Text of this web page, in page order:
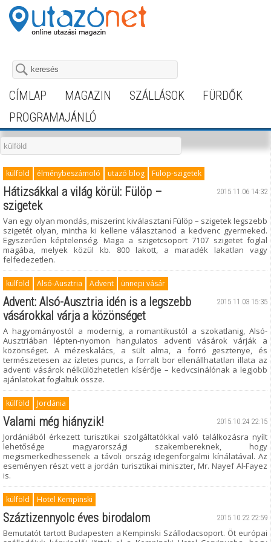
CÍMLAP MAGAZIN SZÁLLÁSOK
FÜRDŐK
PROGRAMAJÁNLÓ
külföld élménybeszámoló utazó blog Fülöp-szigetek
2015.11.06 14:32
Hátizsákkal a világ körül: Fülöp –
szigetek
Van egy olyan mondás, miszerint kiválasztani Fülöp – szigetek legszebb
szigetét olyan, mintha ki kellene választanod a kedvenc gyermeked.
Egyszerűen képtelenség. Maga a szigetcsoport 7107 szigetet foglal
magába, melyek közül kb. 800 lakott, a maradék lakatlan vagy
felfedezetlen.
külföld Alsó-Ausztria Advent ünnepi vásár
2015.11.03 15:35
Advent: Alsó-Ausztria idén is a legszebb
vásárokkal várja a közönséget
A hagyományostól a modernig, a romantikustól a szokatlanig, Alsó-
Ausztriában lépten-nyomon hangulatos adventi vásárok várják a
közönséget. A mézeskalács, a sült alma, a forró gesztenye, és
természetesen az ízletes puncs, a forralt bor ellenállhatatlan illata az
adventi vásárok nélkülözhetetlen kísérője – kedvcsinálónak a legjobb
ajánlatokat foglaltuk össze.
külföld Jordánia
2015.10.24 22:15
Valami még hiányzik!
Jordániából érkezett turisztikai szolgáltatókkal való találkozásra nyílt
lehetősége magyarországi szakembereknek, hogy
megismerkedhessenek a távoli ország idegenforgalmi kínálatával. Az
eseményen részt vett a jordán turisztikai miniszter, Mr. Nayef Al-Fayez
is.
külföld Hotel Kempinski
2015.10.22 22:59
Száztizennyolc éves birodalom
Bemutatót tartott Budapesten a Kempinski Szállodacsoport. Öt európai